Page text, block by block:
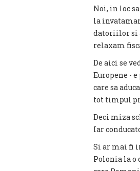
Noi, in loc
la
datoriilor si
relaxam
De aici se
Europene -
care sa
tot timpul
Deci miza
Iar
Si ar mai fi
Polonia la o